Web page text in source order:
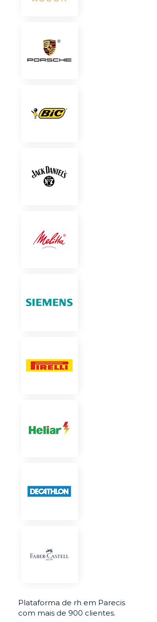
Plataforma de rh em Parecis
com mais de 900 clientes.